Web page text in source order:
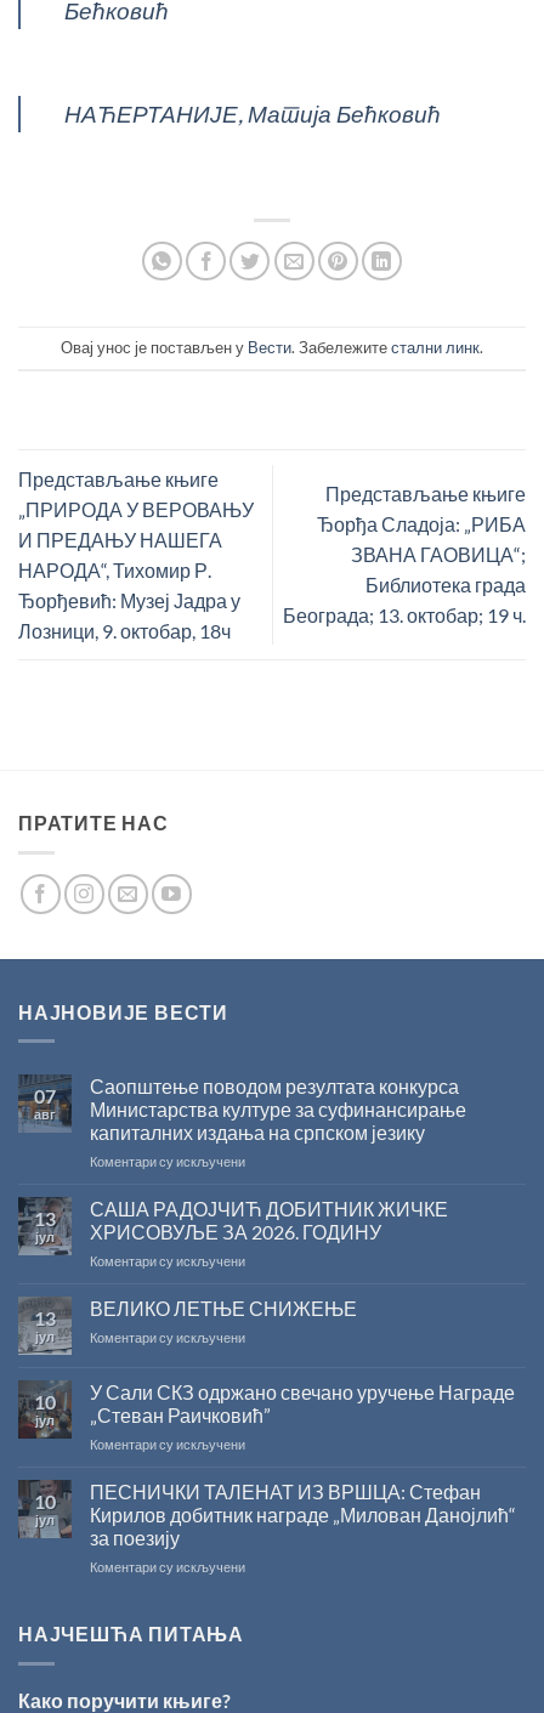
Бећковић
НАЋЕРТАНИЈЕ, Матија Бећковић
Овај унос је постављен у Вести. Забележитестални линк.
Представљање књиге
„ПРИРОДА У ВЕРОВАЊУ
И ПРЕДАЊУ НАШЕГА
НАРОДА“, Тихомир Р.
Ђорђевић: Музеј Јадра у
Лозници, 9. октобар, 18ч
Представљање књиге
Ђорђа Сладоја: „РИБА
ЗВАНА ГАОВИЦА“;
Библиотека града
Београда; 13. октобар; 19 ч.
ПРАТИТЕ НАС
НАЈНОВИЈЕ ВЕСТИ
07
авг
Саопштење поводом резултата конкурса
Министарства културе за суфинансирање
капиталних издања на српском језику
Коментари су искљученина
поводом
резултата
конкурса
Министарства
за
капиталних
на
српском
13
јул
САША РАДОЈЧИЋ ДОБИТНИК ЖИЧКЕ
ХРИСОВУЉЕ ЗА 2026. ГОДИНУ
Коментари су искљученина
РАДОЈЧИЋ
ЖИЧКЕ
2026.
ГОДИНУ
13
јул
ВЕЛИКО ЛЕТЊЕ СНИЖЕЊЕ
Коментари су искљученина
СНИЖЕЊЕ
10
јул
У Сали СКЗ одржано свечано уручење Награде
„Стеван Раичковић”
Коментари су искљученина
Сали
одржано
уручење
10
јул
ПЕСНИЧКИ ТАЛЕНАТ ИЗ ВРШЦА: Стефан
Кирилов добитник награде „Милован Данојлић“
за поезију
Коментари су искљученина
НАЈЧЕШЋА ПИТАЊА
Како поручити књиге?